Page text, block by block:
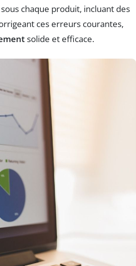
chaque produit, incluant des
ces erreurs courantes,
solide et efficace.